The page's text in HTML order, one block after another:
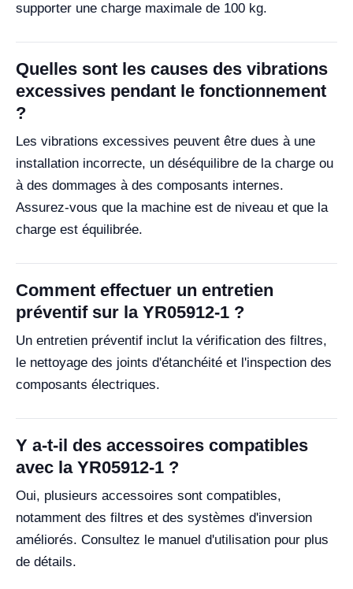
supporter une charge maximale de 100 kg.
Quelles sont les causes des vibrations
excessives pendant le fonctionnement
?
Les vibrations excessives peuvent être dues à une
installation incorrecte, un déséquilibre de la charge ou
à des dommages à des composants internes.
Assurez-vous que la machine est de niveau et que la
charge est équilibrée.
Comment effectuer un entretien
préventif sur la YR05912-1 ?
Un entretien préventif inclut la vérification des filtres,
le nettoyage des joints d'étanchéité et l'inspection des
composants électriques.
Y a-t-il des accessoires compatibles
avec la YR05912-1 ?
Oui, plusieurs accessoires sont compatibles,
notamment des filtres et des systèmes d'inversion
améliorés. Consultez le manuel d'utilisation pour plus
de détails.